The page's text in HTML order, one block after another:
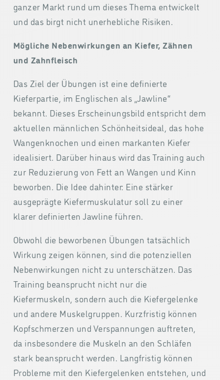
ganzer Markt rund um dieses Thema entwickelt
und das birgt nicht unerhebliche Risiken.
Mögliche Nebenwirkungen an Kiefer, Zähnen
und Zahnfleisch
Das Ziel der Übungen ist eine definierte
Kieferpartie, im Englischen als „Jawline“
bekannt. Dieses Erscheinungsbild entspricht dem
aktuellen männlichen Schönheitsideal, das hohe
Wangenknochen und einen markanten Kiefer
idealisiert. Darüber hinaus wird das Training auch
zur Reduzierung von Fett an Wangen und Kinn
beworben. Die Idee dahinter: Eine stärker
ausgeprägte Kiefermuskulatur soll zu einer
klarer definierten Jawline führen.
Obwohl die beworbenen Übungen tatsächlich
Wirkung zeigen können, sind die potenziellen
Nebenwirkungen nicht zu unterschätzen. Das
Training beansprucht nicht nur die
Kiefermuskeln, sondern auch die Kiefergelenke
und andere Muskelgruppen. Kurzfristig können
Kopfschmerzen und Verspannungen auftreten,
da insbesondere die Muskeln an den Schläfen
stark beansprucht werden. Langfristig können
Probleme mit den Kiefergelenken entstehen, und